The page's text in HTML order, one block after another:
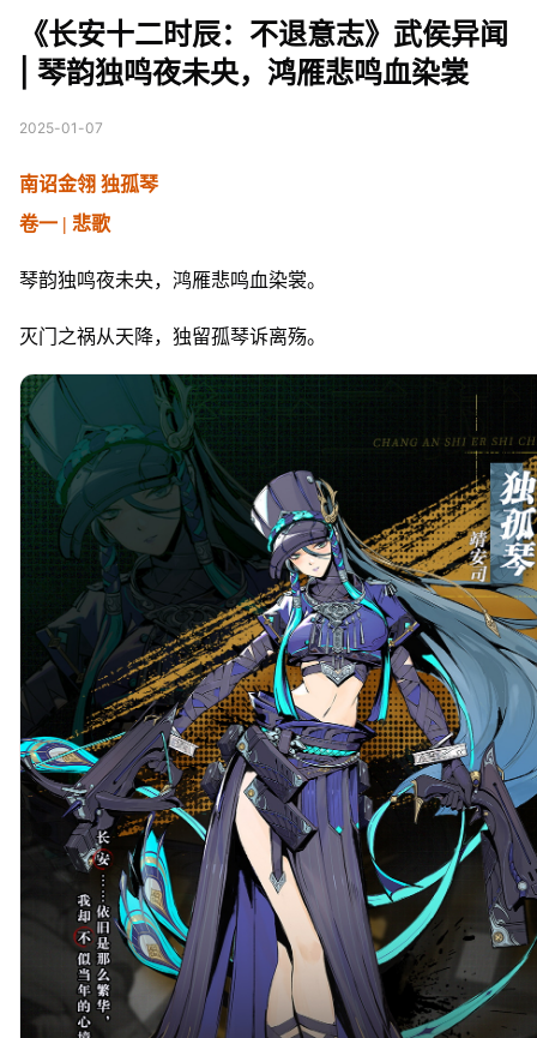
血染裳
《长安十二时辰：不退意志》武侯异闻
| 琴韵独鸣夜未央，鸿雁悲鸣血染裳
2025-01-07
南诏金翎 独孤琴
卷一 | 悲歌
琴韵独鸣夜未央，鸿雁悲鸣血染裳。
灭门之祸从天降，独留孤琴诉离殇。